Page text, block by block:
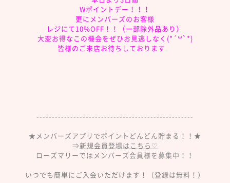
Wポイントデー！！！
更にメンバーズのお客様
レジにて10%OFF！！（一部除外品あり）
大変お得なこの機会をぜひお見逃しなく(*´꒳`*)
皆様のご来店お待ちしております。
---------------------------------------------------
★メンバーズアプリでポイントどんどん貯まる！！★
⇒新規会員登場はこちら♡
ローズマリーではメンバーズ会員様を募集中！！
いつでも簡単にご入会いただけます！（登録は無料！）